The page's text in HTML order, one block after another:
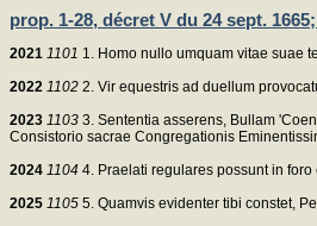
prop. 1-28, décret V du 24 sept.
2021 1101 1. Homo nullo umquam vitae suae
2022 1102 2. Vir equestris ad duellum
2023 1103 3. Sententia asserens, Bullam
Consistorio sacrae Congregationis
2024 1104 4. Praelati regulares possunt in
2025 1105 5. Quamvis evidenter tibi constet,